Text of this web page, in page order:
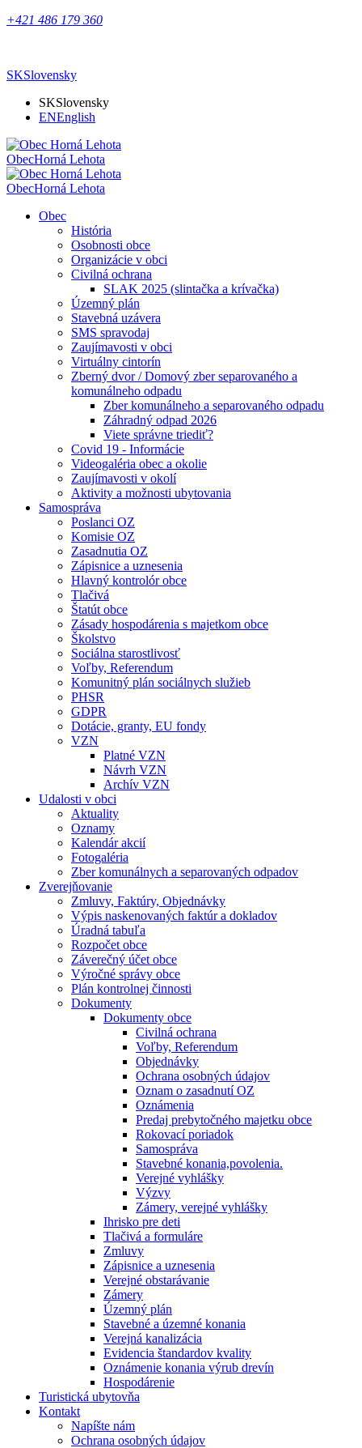
+421 486 179 360
SKSlovensky
SKSlovensky
ENEnglish
ObecHorná Lehota
ObecHorná Lehota
Obec
História
Osobnosti obce
Organizácie v obci
Civilná ochrana
SLAK 2025 (slintačka a krívačka)
Územný plán
Stavebná uzávera
SMS spravodaj
Zaujímavosti v obci
Virtuálny cintorín
Zberný dvor / Domový zber separovaného a
komunálneho odpadu
Zber komunálneho a separovaného odpadu
Záhradný odpad 2026
Viete správne triediť?
Covid 19 - Informácie
Videogaléria obec a okolie
Zaujímavosti v okolí
Aktivity a možnosti ubytovania
Samospráva
Poslanci OZ
Komisie OZ
Zasadnutia OZ
Zápisnice a uznesenia
Hlavný kontrolór obce
Tlačivá
Štatút obce
Zásady hospodárenia s majetkom obce
Školstvo
Sociálna starostlivosť
Voľby, Referendum
Komunitný plán sociálnych služieb
PHSR
GDPR
Dotácie, granty, EU fondy
VZN
Platné VZN
Návrh VZN
Archív VZN
Udalosti v obci
Aktuality
Oznamy
Kalendár akcií
Fotogaléria
Zber komunálnych a separovaných odpadov
Zverejňovanie
Zmluvy, Faktúry, Objednávky
Výpis naskenovaných faktúr a dokladov
Úradná tabuľa
Rozpočet obce
Záverečný účet obce
Výročné správy obce
Plán kontrolnej činnosti
Dokumenty
Dokumenty obce
Civilná ochrana
Voľby, Referendum
Objednávky
Ochrana osobných údajov
Oznam o zasadnutí OZ
Oznámenia
Predaj prebytočného majetku obce
Rokovací poriadok
Samospráva
Stavebné konania,povolenia.
Verejné vyhlášky
Výzvy
Zámery, verejné vyhlášky
Ihrisko pre deti
Tlačivá a formuláre
Zmluvy
Zápisnice a uznesenia
Verejné obstarávanie
Zámery
Územný plán
Stavebné a územné konania
Verejná kanalizácia
Evidencia štandardov kvality
Oznámenie konania výrub drevín
Hospodárenie
Turistická ubytovňa
Kontakt
Napíšte nám
Ochrana osobných údajov